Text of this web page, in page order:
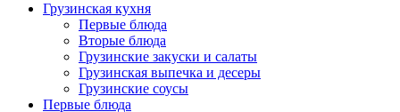
Грузинская кухня
Первые блюда
Вторые блюда
Грузинские закуски и салаты
Грузинская выпечка и десеры
Грузинские соусы
Первые блюда